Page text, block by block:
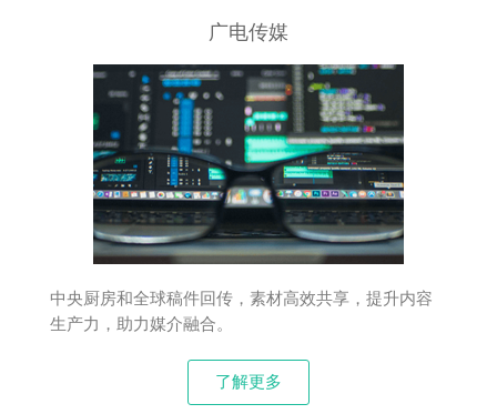
广电传媒
中央厨房和全球稿件回传，素材高效共享，提升内容
生产力，助力媒介融合。
了解更多